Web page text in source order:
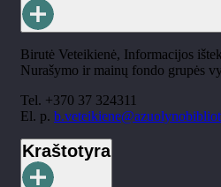
Birutė Veteikienė, Informacijos
Nurašymo ir mainų fondo grupės
Tel. +370 37 324311
El. p.
Kraštotyra